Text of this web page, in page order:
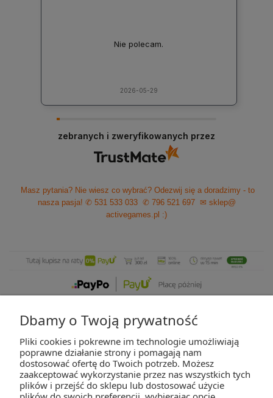
Nie polecam.
2026-05-29
zebranych i zweryfikowanych przez
Masz pytania? Nie wiesz co wybrać? Odezwij się a doradzimy - to
nasza pasja! ✆ 531 533 033 ✆ 796 521 697
✉ sklep@
activegames.pl :)
ZAKUPY
POMOC
Dbamy o Twoją prywatność
Pliki cookies i pokrewne im technologie umożliwiają
poprawne działanie strony i pomagają nam
dostosować ofertę do Twoich potrzeb. Możesz
zaakceptować wykorzystanie przez nas wszystkich tych
plików i przejść do sklepu lub dostosować użycie